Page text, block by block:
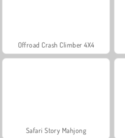
Offroad Crash Climber 4X4
Safari Story Mahjong